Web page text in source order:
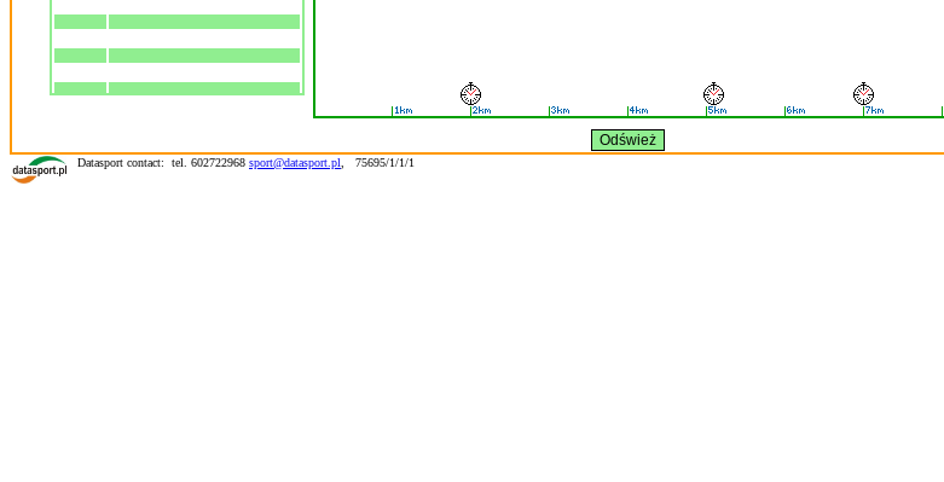
Datasport contact: tel. 602722968 sport@datasport.pl 75695/1/1/1